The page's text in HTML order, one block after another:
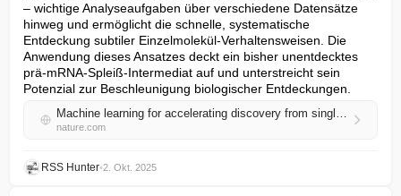
– wichtige Analyseaufgaben über verschiedene Datensätze
hinweg und ermöglicht die schnelle, systematische
Entdeckung subtiler Einzelmolekül-Verhaltensweisen. Die
Anwendung dieses Ansatzes deckt ein bisher unentdecktes
prä-mRNA-Spleiß-Intermediat auf und unterstreicht sein
Potenzial zur Beschleunigung biologischer Entdeckungen.
Machine learning for accelerating discovery from single-molecule data
nature.com
RSS Hunter•2. Okt. 2025